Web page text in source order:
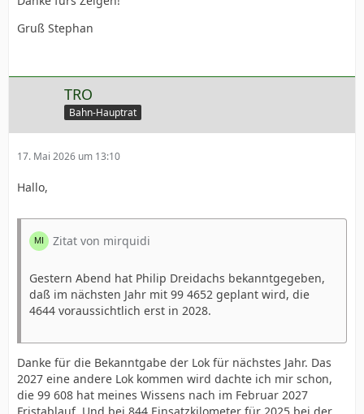
Gruß Stephan
TRO
Bahn-Hauptrat
17. Mai 2026 um 13:10
Hallo,
Zitat von mirquidi
Gestern Abend hat Philip Dreidachs bekanntgegeben,
daß im nächsten Jahr mit 99 4652 geplant wird, die
4644 voraussichtlich erst in 2028.
Danke für die Bekanntgabe der Lok für nächstes Jahr. Das
2027 eine andere Lok kommen wird dachte ich mir schon,
die 99 608 hat meines Wissens nach im Februar 2027
Fristablauf. Und bei 844 Einsatzkilometer für 2025 bei der